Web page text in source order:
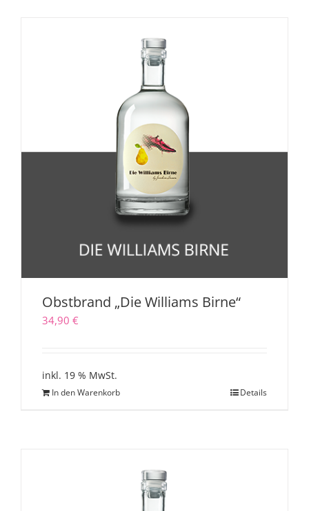
Obstbrand „Die Williams Birne“
34,90 €
inkl. 19 % MwSt.
In den Warenkorb Details